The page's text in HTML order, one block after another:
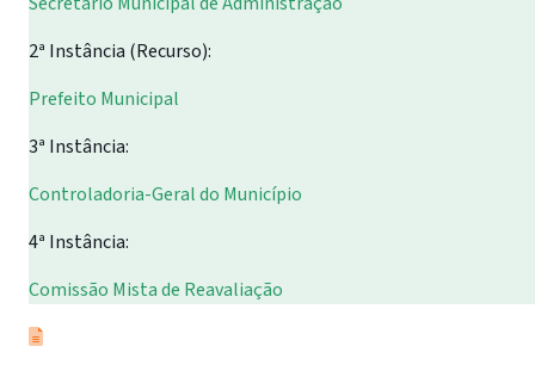
2ª Instância (Recurso):
Prefeito Municipal
3ª Instância:
Controladoria-Geral do Município
4ª Instância:
Comissão Mista de Reavaliação